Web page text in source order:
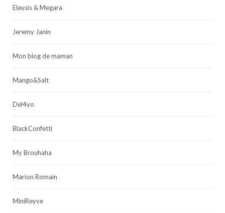
Eleusis & Megara
Jeremy Janin
Mon blog de maman
Mango&Salt
Del4yo
BlackConfetti
My Brouhaha
Marion Romain
MiniReyve